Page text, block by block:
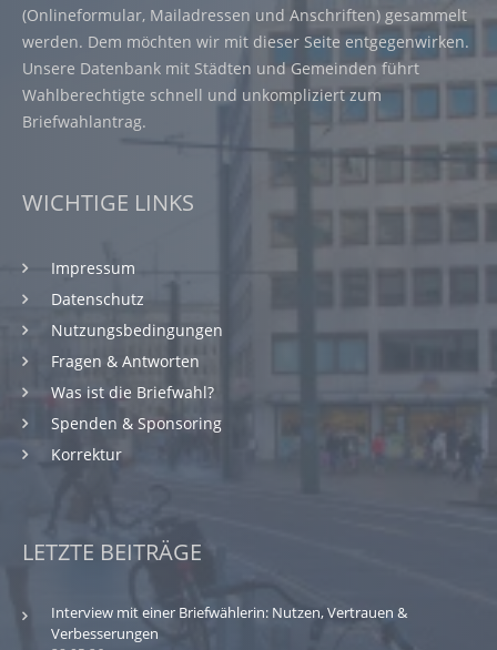
(Onlineformular, Mailadressen und Anschriften) gesammelt
werden. Dem möchten wir mit dieser Seite entgegenwirken.
Unsere Datenbank mit Städten und Gemeinden führt
Wahlberechtigte schnell und unkompliziert zum
Briefwahlantrag.
WICHTIGE LINKS
Impressum
Datenschutz
Nutzungsbedingungen
Fragen & Antworten
Was ist die Briefwahl?
Spenden & Sponsoring
Korrektur
LETZTE BEITRÄGE
Interview mit einer Briefwählerin: Nutzen, Vertrauen &
Verbesserungen